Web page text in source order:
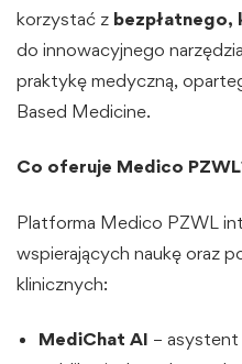
korzystać z bezpłatnego,
do innowacyjnego
praktykę medyczną,
Based Medicine.
Co oferuje Medico
Platforma Medico PZWL
wspierających naukę oraz
klinicznych:
MediChat AI –